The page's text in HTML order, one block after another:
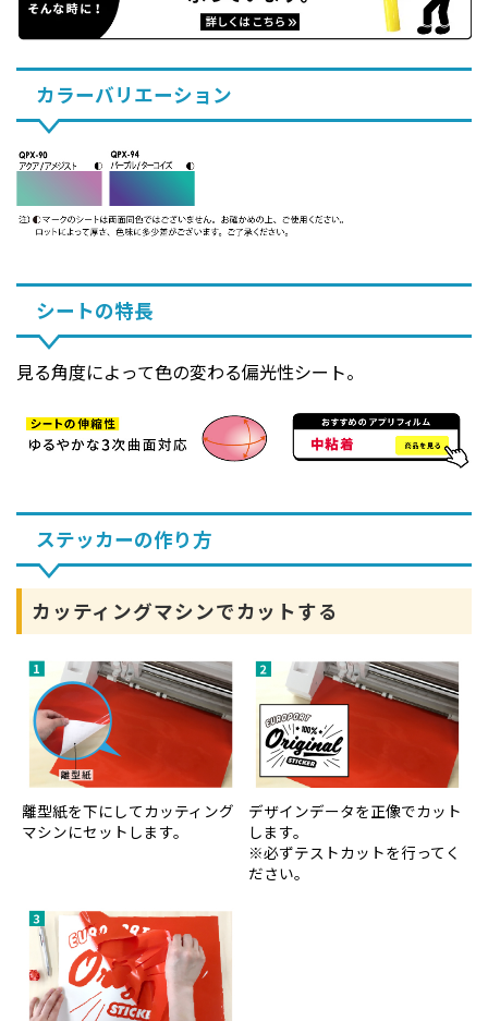
カラーバリエーション
シートの特長
見る角度によって色の変わる偏光性シート。
ステッカーの作り方
カッティングマシンでカットする
離型紙を下にしてカッティング
マシンにセットします。
デザインデータを正像でカット
します。
※必ずテストカットを行ってく
ださい。